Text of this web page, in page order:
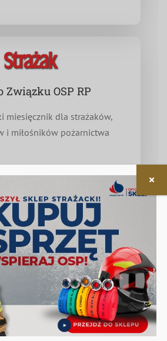
Związku OSP RP
miesięcznik dla strażaków,
i miłośników pożarnictwa
pomoc prawna
z funkcjonowaniem OSP